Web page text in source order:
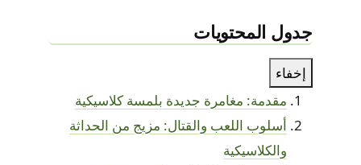
جدول المحتويات
إخفاء
مقدمة: مغامرة جديدة بلمسة كلاسيكية
أسلوب اللعب والقتال: مزيج من الحداثة
والكلاسيكية